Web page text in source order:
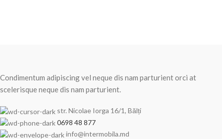
Condimentum adipiscing vel neque dis nam parturient orci at
scelerisque neque dis nam parturient.
str. Nicolae Iorga 16/1, Bălți
0698 48 877
info@intermobila.md